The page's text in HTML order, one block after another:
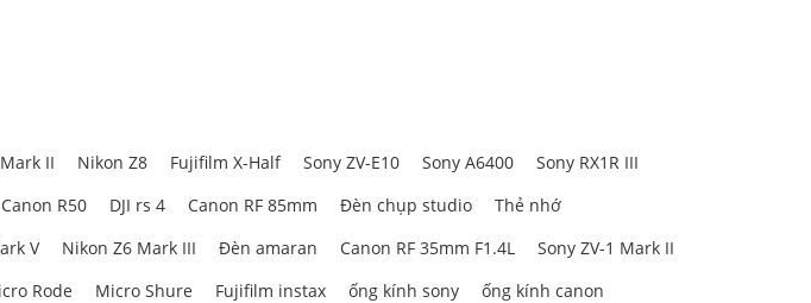
II Nikon Z8 Fujifilm X-Half Sony ZV-E10 Sony A6400
Sony RX1R III
Canon R50 DJI rs 4 Canon RF 85mm Đèn chụp studio
Thẻ nhớ
V Nikon Z6 Mark III Đèn amaran Canon RF 35mm F1.4L
Sony ZV-1 Mark II
Rode Micro Shure Fujifilm instax ống kính sony
ống kính canon